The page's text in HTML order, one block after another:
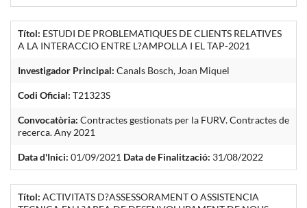
Títol: ESTUDI DE PROBLEMATIQUES DE CLIENTS RELATIVES
A LA INTERACCIO ENTRE L?AMPOLLA I EL TAP-2021
Investigador Principal: Canals Bosch, Joan Miquel
Codi Oficial: T21323S
Convocatòria: Contractes gestionats per la FURV. Contractes de
recerca. Any 2021
Data d'Inici: 01/09/2021 Data de Finalització: 31/08/2022
Títol: ACTIVITATS D?ASSESSORAMENT O ASSISTENCIA